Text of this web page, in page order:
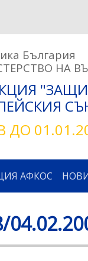
България
НА
ДО
АФКОС